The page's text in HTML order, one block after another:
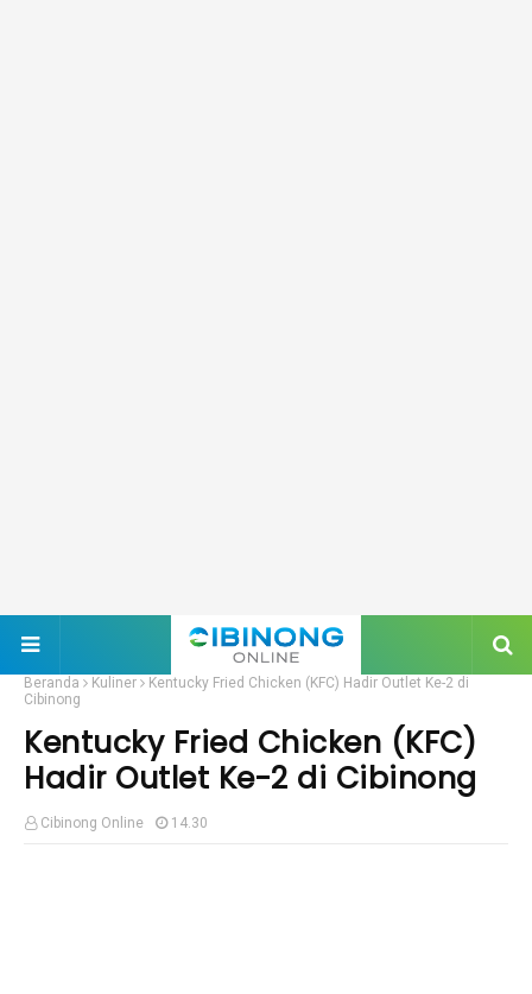
Beranda Kuliner
Kentucky Fried Chicken (KFC) Hadir Outlet Ke-2 di
Cibinong
Kentucky Fried Chicken (KFC)
Hadir Outlet Ke-2 di Cibinong
Cibinong Online 14.30